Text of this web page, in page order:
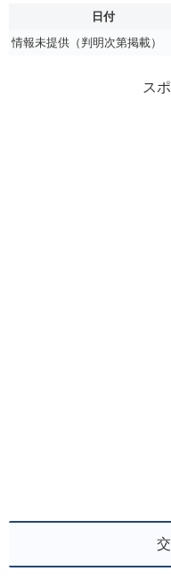
日付
情報未提供（判明次第掲載）
ス